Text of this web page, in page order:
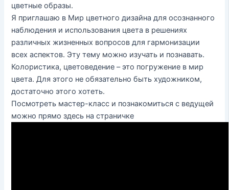
цветные образы.
Я приглашаю в Мир цветного дизайна для осознанного
наблюдения и использования цвета в решениях
различных жизненных вопросов для гармонизации
всех аспектов. Эту тему можно изучать и познавать.
Колористика, цветоведение – это погружение в мир
цвета. Для этого не обязательно быть художником,
достаточно этого хотеть.
Посмотреть мастер-класс и познакомиться с ведущей
можно прямо здесь на страничке